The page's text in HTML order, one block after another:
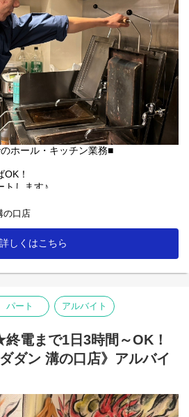
ホール・キッチン業務■
！
トします♪
ようになっていますので、
時は、こんな説明を！
近いので接客を楽しんで下さいね♪
ミドル・シニアも活躍中！
タートできる簡単な調理がメイン！
では、
で呼び合います!
の魅力です♪
の口店
詳しくはこちら
パート アルバイト
電まで1日3時間～OK！
ダン 溝の口店》アルバイ